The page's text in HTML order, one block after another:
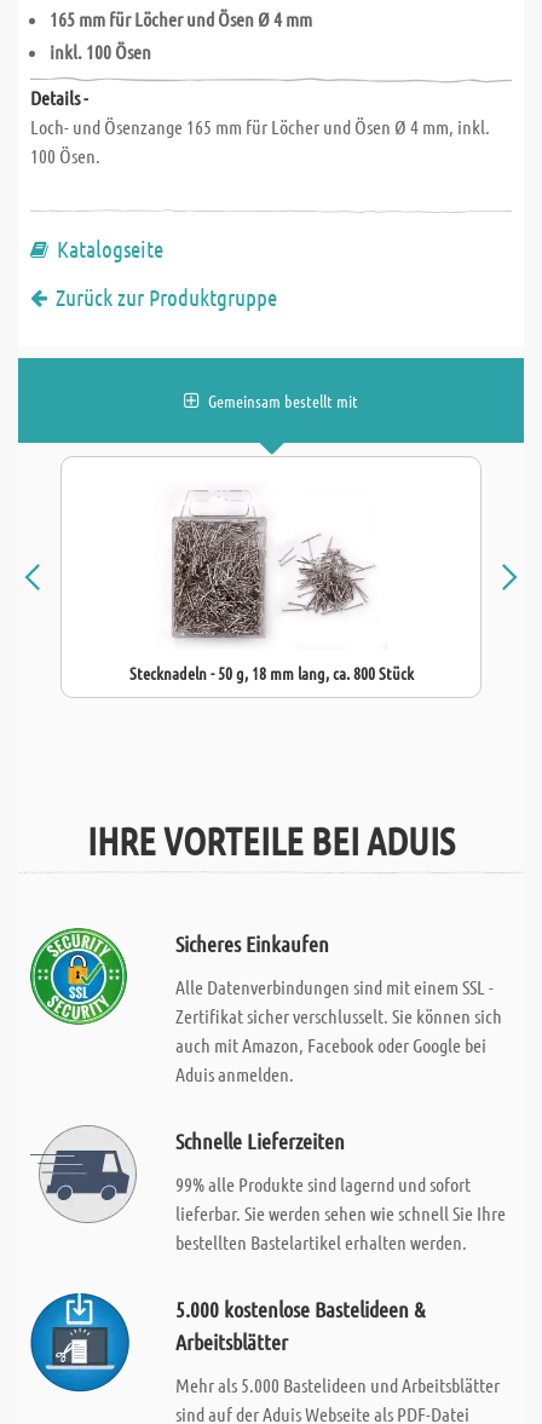
165 mm für Löcher und Ösen Ø 4 mm
inkl. 100 Ösen
Details -
Loch- und Ösenzange 165 mm für Löcher und Ösen Ø 4 mm, inkl.
100 Ösen.
Katalogseite
Zurück zur Produktgruppe
Gemeinsam bestellt mit
Stecknadeln - 50 g, 18 mm lang, ca. 800 Stück
IHRE VORTEILE BEI ADUIS
Sicheres Einkaufen
Alle Datenverbindungen sind mit einem SSL -
Zertifikat sicher verschlusselt. Sie können sich
auch mit Amazon, Facebook oder Google bei
Aduis anmelden.
Schnelle Lieferzeiten
99% alle Produkte sind lagernd und sofort
lieferbar. Sie werden sehen wie schnell Sie Ihre
bestellten Bastelartikel erhalten werden.
5.000 kostenlose Bastelideen &
Arbeitsblätter
Mehr als 5.000 Bastelideen und Arbeitsblätter
sind auf der Aduis Webseite als PDF-Datei